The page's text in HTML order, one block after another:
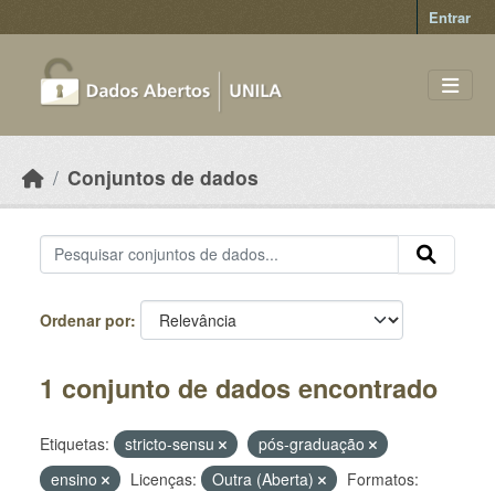
Entrar
Conjuntos de dados
Ordenar por
1 conjunto de dados encontrado
Etiquetas: stricto-sensu
pós-graduação
ensino
Licenças: Outra (Aberta)
Formatos: